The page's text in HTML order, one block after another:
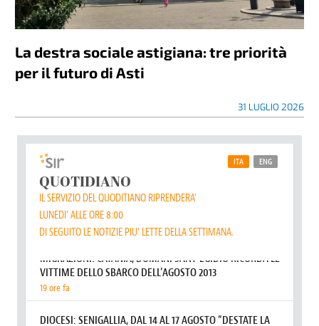
La destra sociale astigiana: tre priorità
per il futuro di Asti
31 LUGLIO 2026